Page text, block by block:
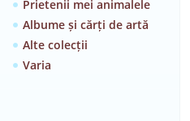
Prietenii mei animalele
Albume și cărți de artă
Alte colecții
Varia